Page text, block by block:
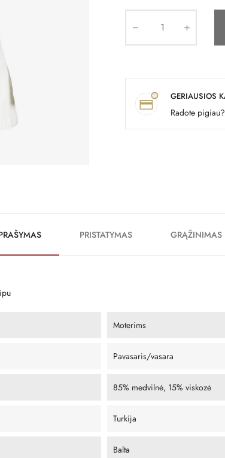
GERIAUSIOS
Radote
PRISTATYMAS GRĄŽINIMAS
Moterims
Pavasaris/vasara
85% medvilnė, 15% viskozė
Turkija
Balta